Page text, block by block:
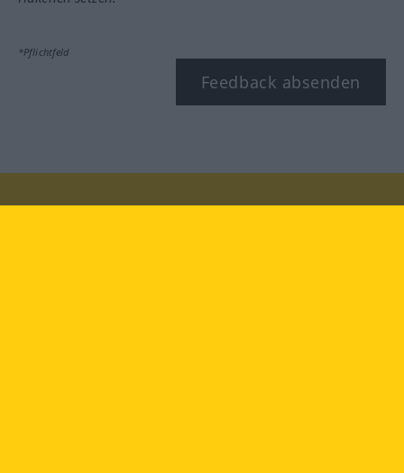
*Pflichtfeld
Feedback absenden